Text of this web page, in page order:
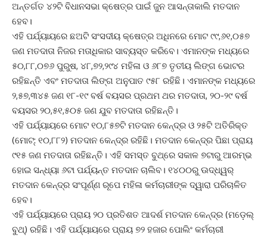
ଅନ୍ତର୍ଗତ ୪୨ଟି ବିଧାନସଭା କ୍ଷେତ୍ର ପାଇଁ ଜୁନ ଆସନ୍ତାକାଲି ମତଦାନ
ହେବ।
ଏହି ପର୍ଯ୍ୟାୟରେ ଛଅଟି ସଂସଦୀୟ କ୍ଷେତ୍ର ଅଧିନରେ ମୋଟ ୯୯,୬୧,୦୫୭
ଜଣ ମତଦାତା ନିଜର ମତାଧିକାର ସାବ୍ୟସ୍ତ କରିବେ। ଏମାନଙ୍କ ମଧ୍ୟରେ
୫୦,୮୮,୦୭୬ ପୁରୁଷ, ୪୮,୭୨,୨୯୪ ମହିଳା ଓ ୬୮୭ ତୃତୀୟ ଲିଙ୍ଗ ଭୋଟର
ରହିଛନ୍ତି ଏବଂ ମତଦାତା ଲିଙ୍ଗ ଅନୁପାତ ୯୫୮ ରହିଛି। ଏମାନଙ୍କ ମଧ୍ୟରେ
୨,୫୭,୩୪୫ ଜଣ ୧୮-୧୯ ବର୍ଷ ବୟସର ପ୍ରଥମ ଥର ମତଦାତା, ୨୦-୨୯ ବର୍ଷ
ବୟସର ୨୦,୫୧,୫୦୫ ଜଣ ଯୁବ ମତଦାତା ରହିଛନ୍ତି।
ଏହି ପର୍ଯ୍ୟାୟରେ ମୋଟ ୧୦,୮୫୭ଟି ମତଦାନ କେନ୍ଦ୍ର ଓ ୨୫ଟି ଅତିରିକ୍ତ
(ମୋଟ୍‌: ୧୦,୮୮୨) ମତଦାନ କେନ୍ଦ୍ର ରହିଛି। ମତଦାନ କେନ୍ଦ୍ର ପିଛା ପ୍ରାୟ
୯୧୫ ଜଣ ମତଦାତା ରହିଛନ୍ତି। ଏହି ସମସ୍ତ ବୁଥ୍‌ରେ ସକାଳ ୭ଟାରୁ ଆରମ୍ଭ
ହୋଇ ସନ୍ଧ୍ୟା ୬ଟା ପର୍ଯ୍ୟନ୍ତ ମତଦାନ ଚାଲିବ। ୧୪୦୦ରୁ ଊଦ୍ଧ୍ୱର୍
ମତଦାନ କେନ୍ଦ୍ର ସଂପୂର୍ଣ୍ଣ ରୂପେ ମହିଳା କର୍ମଚାରୀଙ୍କ ଦ୍ୱାରା ପରିଚାଳିତ
ହେବ।
ଏହି ପର୍ଯ୍ୟାୟରେ ପ୍ରାୟ ୨୦ ପ୍ରତିଶତ ଆଦର୍ଶ ମତଦାନ କେନ୍ଦ୍ର (ମଡ଼େଲ୍‌
ବୁଥ୍‌) ରହିଛି। ଏହି ପର୍ଯ୍ୟାୟରେ ପ୍ରାୟ ୭୨ ହଜାର ପୋଲିଂ କର୍ମଚାରୀ